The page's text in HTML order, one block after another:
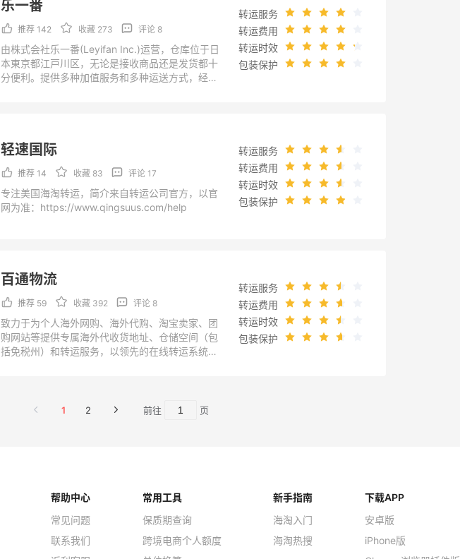
乐一番
推荐 142 收藏 273 评论 8
由株式会社乐一番(Leyifan Inc.)运营，仓库位于日
本東京都江戸川区，无论是接收商品还是发货都十
分便利。提供多种加值服务和多种运送方式，经济
转运服务
转运费用
转运时效
包装保护
轻速国际
推荐 14 收藏 83 评论 17
专注美国海淘转运，简介来自转运公司官方，以官
网为准：https://www.qingsuus.com/help
转运服务
转运费用
转运时效
包装保护
百通物流
推荐 59 收藏 392 评论 8
致力于为个人海外网购、海外代购、淘宝卖家、团
购网站等提供专属海外代收货地址、仓储空间（包
括免税州）和转运服务，以领先的在线转运系统，
公司官方，以官网为准：
转运服务
转运费用
转运时效
包装保护
1 2 前往 页
帮助中心
常见问题
联系我们
常用工具
保质期查询
跨境电商个人额度
新手指南
海淘入门
海淘热搜
下载APP
安卓版
iPhone版